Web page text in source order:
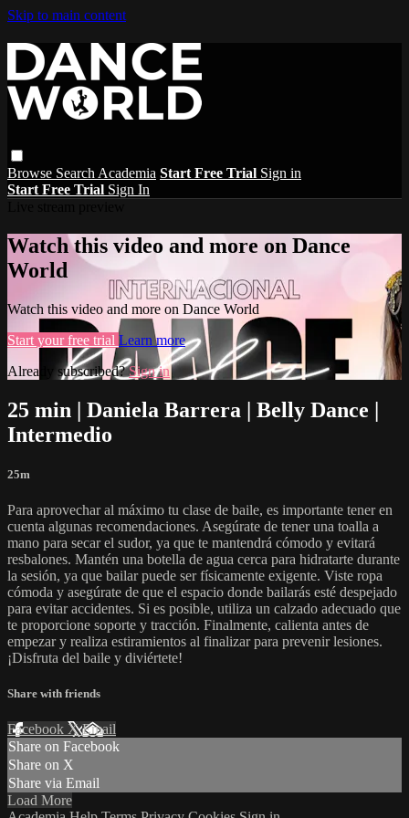
Skip to main content
Browse Search Academia Start Free Trial Sign in
Start Free Trial Sign In
Watch this video and more on Dance
World
Watch this video and more on Dance World
Start your free trial Learn more
Already subscribed?Sign in
25 min | Daniela Barrera | Belly Dance |
Intermedio
25m
Para aprovechar al máximo tu clase de baile, es importante tener en
cuenta algunas recomendaciones. Asegúrate de tener una toalla a
mano para secar el sudor, ya que te mantendrá cómodo y evitará
resbalones. Mantén una botella de agua cerca para hidratarte durante
la sesión, ya que bailar puede ser físicamente exigente. Viste ropa
cómoda y asegúrate de que el espacio donde bailarás esté despejado
para evitar accidentes. Si es posible, utiliza un calzado adecuado que
te proporcione soporte y tracción. Finalmente, calienta antes de
empezar y realiza estiramientos al finalizar para prevenir lesiones.
¡Disfruta del baile y diviértete!
Share with friends
Facebook XEmail
Share on Facebook
Share on X
Share via Email
Load More